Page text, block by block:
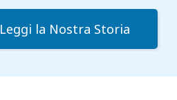
Leggi la Nostra Storia